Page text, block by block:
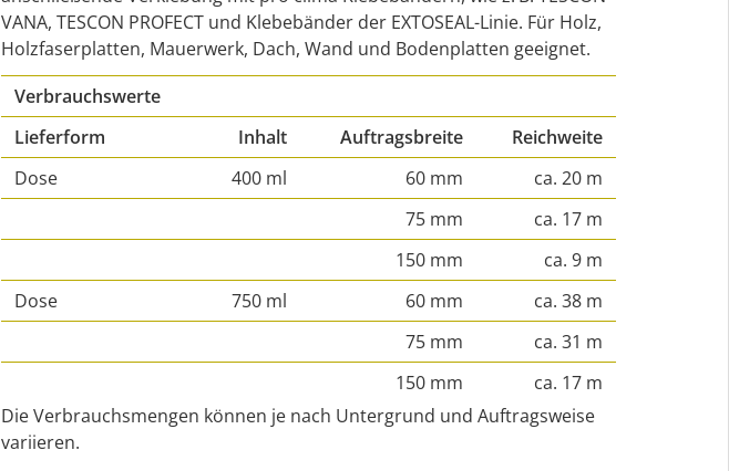
VANA, TESCON PROFECT und Klebebänder der EXTOSEAL-Linie. Für Holz,
Holzfaserplatten, Mauerwerk, Dach, Wand und Bodenplatten geeignet.
Verbrauchswerte
Lieferform
Inhalt Auftragsbreite
Reichweite
Dose
400 ml 60 mm
ca. 20 m
75 mm
ca. 17 m
150 mm
ca. 9 m
Dose
750 ml 60 mm
ca. 38 m
75 mm
ca. 31 m
150 mm
ca. 17 m
Die Verbrauchsmengen können je nach Untergrund und Auftragsweise
variieren.